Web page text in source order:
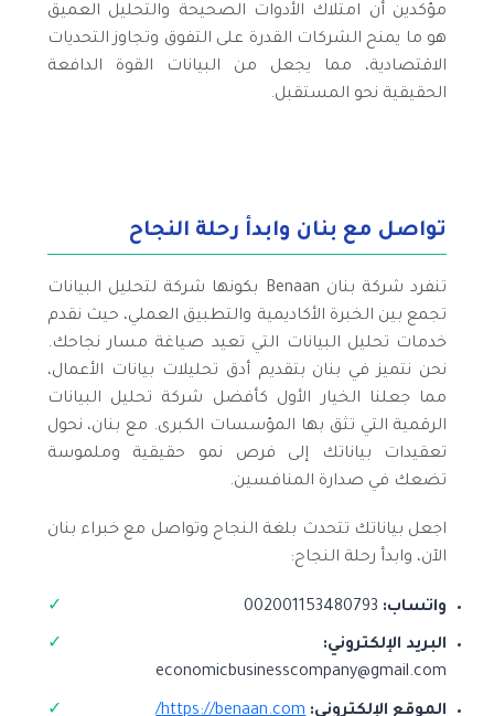
مؤكدين أن امتلاك الأدوات الصحيحة والتحليل العميق
هو ما يمنح الشركات القدرة على التفوق وتجاوز التحديات
الاقتصادية، مما يجعل من البيانات القوة الدافعة
الحقيقية نحو المستقبل.
تواصل مع بنان وابدأ رحلة النجاح
تنفرد شركة بنان Benaan بكونها شركة لتحليل البيانات
تجمع بين الخبرة الأكاديمية والتطبيق العملي، حيث نقدم
خدمات تحليل البيانات التي تعيد صياغة مسار نجاحك.
نحن نتميز في بنان بتقديم أدق تحليلات بيانات الأعمال،
مما جعلنا الخيار الأول كأفضل شركة تحليل البيانات
الرقمية التي تثق بها المؤسسات الكبرى. مع بنان، نحول
تعقيدات بياناتك إلى فرص نمو حقيقية وملموسة
تضعك في صدارة المنافسين.
اجعل بياناتك تتحدث بلغة النجاح وتواصل مع خبراء بنان
الآن، وابدأ رحلة النجاح:
واتساب:
البريد الإلكتروني:
economicbusinesscompany@gmail.com
الموقع الإلكتروني: https://benaan.com/